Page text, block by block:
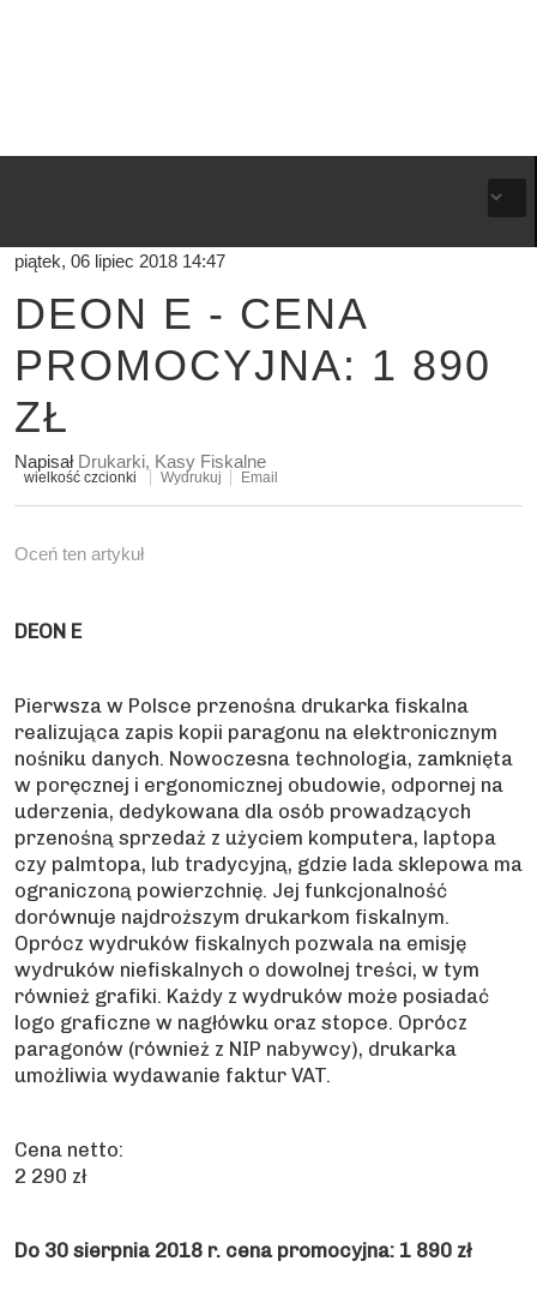
piątek, 06 lipiec 2018 14:47
DEON E - CENA
PROMOCYJNA: 1 890
ZŁ
Napisał Drukarki, Kasy Fiskalne
wielkość czcionki Wydrukuj Email
Oceń ten artykuł
DEON E
Pierwsza w Polsce przenośna drukarka fiskalna
realizująca zapis kopii paragonu na elektronicznym
nośniku danych. Nowoczesna technologia, zamknięta
w poręcznej i ergonomicznej obudowie, odpornej na
uderzenia, dedykowana dla osób prowadzących
przenośną sprzedaż z użyciem komputera, laptopa
czy palmtopa, lub tradycyjną, gdzie lada sklepowa ma
ograniczoną powierzchnię. Jej funkcjonalność
dorównuje najdroższym drukarkom fiskalnym.
Oprócz wydruków fiskalnych pozwala na emisję
wydruków niefiskalnych o dowolnej treści, w tym
również grafiki. Każdy z wydruków może posiadać
logo graficzne w nagłówku oraz stopce. Oprócz
paragonów (również z NIP nabywcy), drukarka
umożliwia wydawanie faktur VAT.
Cena netto:
2 290 zł
Do 30 sierpnia 2018 r. cena promocyjna: 1 890 zł